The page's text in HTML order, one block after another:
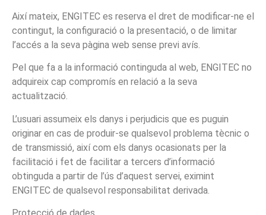
Així mateix, ENGITEC es reserva el dret de modificar-ne el
contingut, la configuració o la presentació, o de limitar
l’accés a la seva pàgina web sense previ avís.
Pel que fa a la informació continguda al web, ENGITEC no
adquireix cap compromís en relació a la seva
actualització.
L’usuari assumeix els danys i perjudicis que es puguin
originar en cas de produir-se qualsevol problema tècnic o
de transmissió, així com els danys ocasionats per la
facilitació i fet de facilitar a tercers d’informació
obtinguda a partir de l’ús d’aquest servei, eximint
ENGITEC de qualsevol responsabilitat derivada.